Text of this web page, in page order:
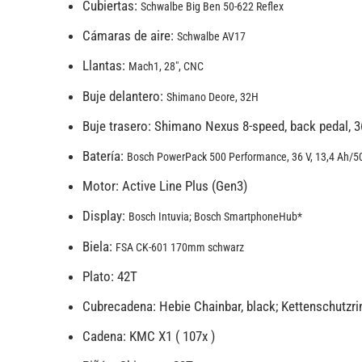
Cubiertas: Schwalbe Big Ben 50-622 Reflex
Cámaras de aire: Schwalbe AV17
Llantas: Mach1, 28″, CNC
Buje delantero: Shimano Deore, 32H
Buje trasero: Shimano Nexus 8-speed, back pedal,
Batería: Bosch PowerPack 500 Performance, 36 V, 13,4 Ah/
Motor: Active Line Plus (Gen3)
Display: Bosch Intuvia; Bosch SmartphoneHub*
Biela: FSA CK-601 170mm schwarz
Plato: 42T
Cubrecadena: Hebie Chainbar, black;
Cadena: KMC X1 ( 107x )